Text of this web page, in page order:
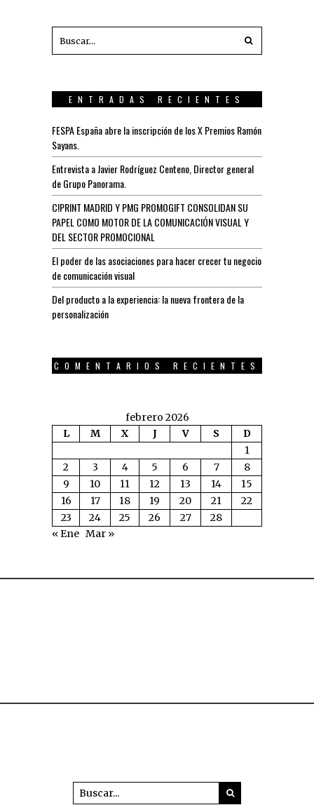
ENTRADAS RECIENTES
FESPA España abre la inscripción de los X Premios Ramón
Sayans.
Entrevista a Javier Rodríguez Centeno, Director general
de Grupo Panorama.
C!PRINT MADRID Y PMG PROMOGIFT CONSOLIDAN SU
PAPEL COMO MOTOR DE LA COMUNICACIÓN VISUAL Y
DEL SECTOR PROMOCIONAL
El poder de las asociaciones para hacer crecer tu negocio
de comunicación visual
Del producto a la experiencia: la nueva frontera de la
personalización
COMENTARIOS RECIENTES
febrero 2026
L
M X J V S
D
1
2
3 4 5 6 7
8
9
10 11 12 13 14
15
16
17 18 19 20 21
22
23
24 25 26 27
28
« Ene Mar »